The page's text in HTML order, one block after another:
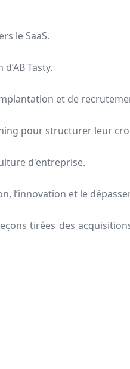
le SaaS.
Tasty.
et de
pour structurer leur
d'entreprise.
l’innovation et le
tirées des